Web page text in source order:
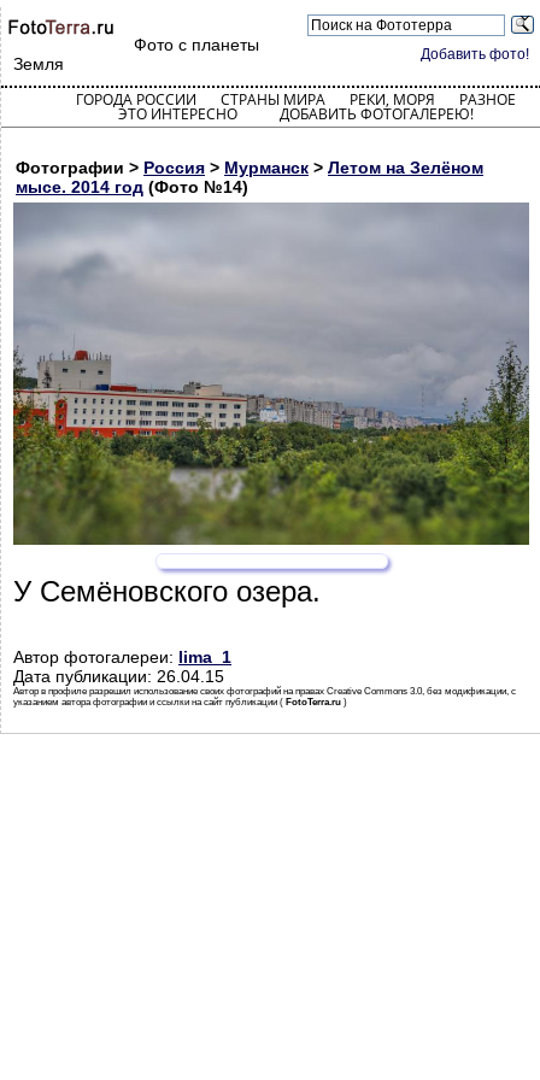
Добавить фото!
Фото с планеты
Земля
ГОРОДА РОССИИ СТРАНЫ МИРА РЕКИ, МОРЯ РАЗНОЕ
ЭТО ИНТЕРЕСНО ДОБАВИТЬ ФОТОГАЛЕРЕЮ!
Фотографии > Россия > Мурманск > Летом на Зелёном
мысе. 2014 год (Фото №14)
У Семёновского озера.
Автор фотогалереи: lima_1
Дата публикации: 26.04.15
Автор в профиле разрешил использование своих фотографий на правах Creative Commons 3.0, без модификации, с
указанием автора фотографии и ссылки на сайт публикации ( FotoTerra.ru )